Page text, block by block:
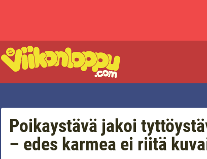
Poikaystävä jakoi
– edes karmea ei riitä